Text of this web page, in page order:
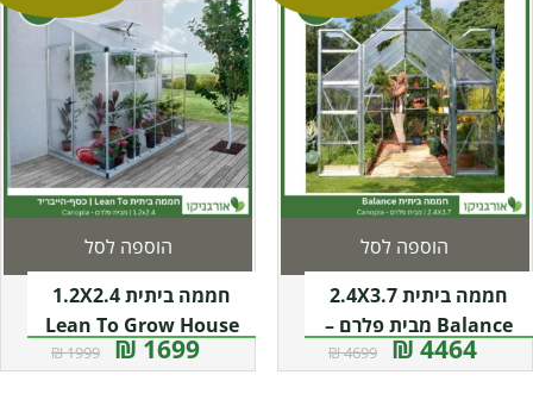
חממה ביתית 2.4X3.7
Balance מבית פלרם –
Canopia
4464 ₪
4699 ₪
הוספה לסל
חממה ביתית 1.2X2.4
Lean To Grow House
כסף-הייבריד מבית פלרם –
1699 ₪
1999 ₪
הוספה לסל